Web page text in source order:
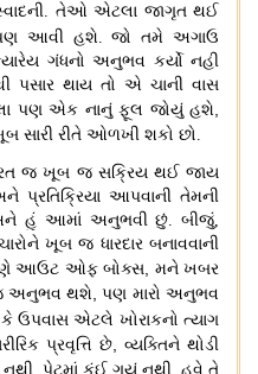
. તેઓ એટલા જાગૃત થઈ
આવી હશે.જો તમે અગાઉ
ગંધનો અનુભવ કર્યો નહી
પસાર થાય તો એ ચાની વાસ
પણ એક નાનું ફૂલ જોયું હશે,
સારી રીતે ઓળખી શકો છો.
જ ખૂબ જ સક્રિય થઈ જાય
આપવાની તેમની
હું આમાં અનુભવી છું.બીજું,
ખૂબ જ ધારદાર બનાવવાની
આઉટ ઓફ બોક્સ, મને ખબર
અનુભવ થશે,પણ મારો અનુભવ
કે ઉપવાસ એટલે ખોરાકનો ત્યાગ
પ્રવૃત્તિ છે,વ્યક્તિને થોડી
નથી પેટમાં કંઈ ગયું નથી હવે તે